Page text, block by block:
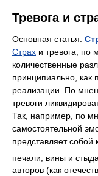
Тревога и
Основная статья:
Страх и тревога, по
количественные
принципиально, как
реализации. По
тревоги
Так, например, по
самостоятельной
представляет собой
печали, вины и стыда.
авторов (как